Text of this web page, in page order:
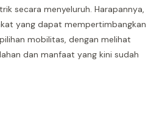
secara menyeluruh. Harapannya,
yang dapat mempertimbangkan
mobilitas, dengan melihat
dan manfaat yang kini sudah